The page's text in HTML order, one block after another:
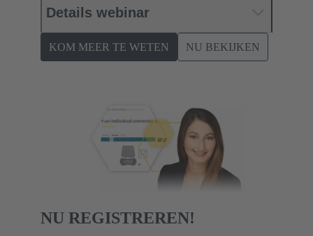
Details webinar
KOM MEER TE WETEN NU BEKIJKEN
NU REGISTREREN!